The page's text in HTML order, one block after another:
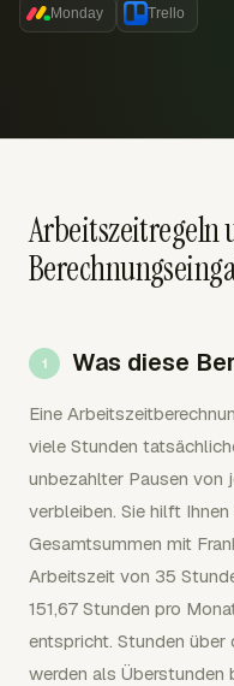
Monday Trello
Arbeitszeitregeln
Was diese
Eine
viele Stunden
unbezahlter Pausen von
verbleiben. Sie hilft
Gesamtsummen mit
Arbeitszeit von 35
151,67 Stunden pro
entspricht. Stunden über
werden als Überstunden